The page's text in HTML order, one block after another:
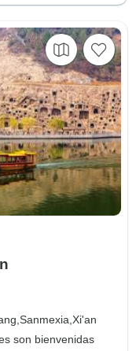
Sanmexia,Xi'an
son bienvenidas